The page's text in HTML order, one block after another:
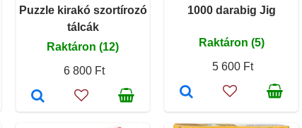
Puzzle kirakó szortírozó
tálcák
Raktáron (12)
6 800 Ft
1000 darabig Jig
Raktáron (5)
5 600 Ft